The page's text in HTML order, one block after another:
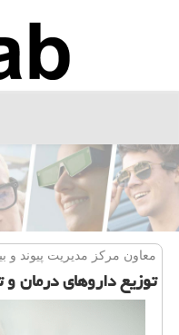
معاون مركز مدیریت پیوند و
توزیع داروهای درمان